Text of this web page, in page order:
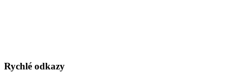
Rychlé odkazy